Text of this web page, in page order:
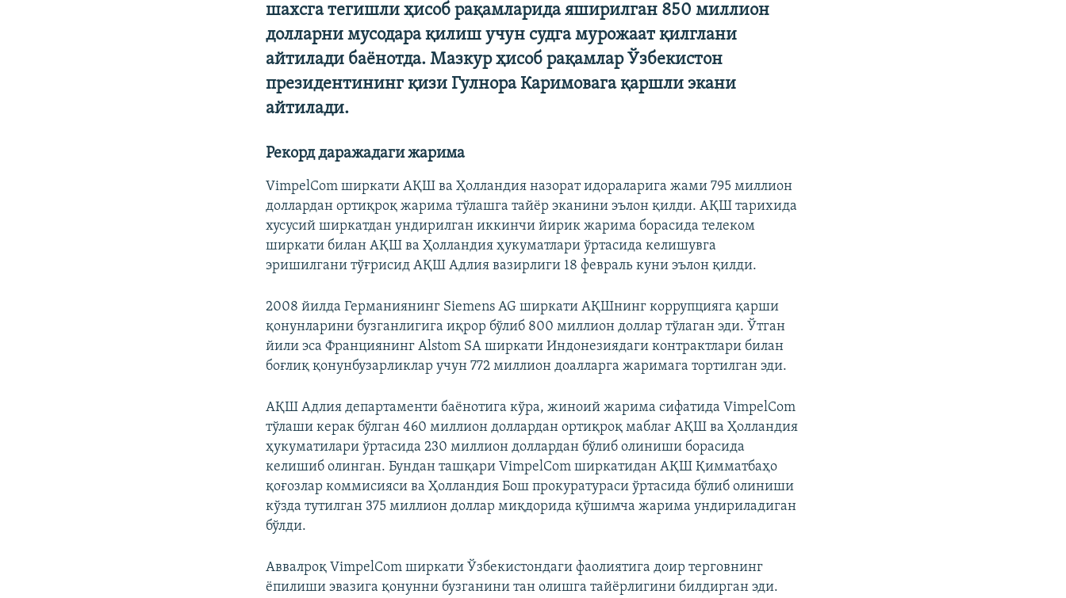
шахсга тегишли ҳисоб рақамларида яширилган 850 миллион
долларни мусодара қилиш учун судга мурожаат қилглани
айтилади баёнотда. Мазкур ҳисоб рақамлар Ўзбекистон
президентининг қизи Гулнора Каримовага қаршли экани
айтилади.​
Рекорд даражадаги жарима
VimpelCom ширкати АҚШ ва Ҳолландия назорат идораларига жами 795 миллион
доллардан ортиқроқ жарима тўлашга тайёр эканини эълон қилди. АҚШ тарихида
хусусий ширкатдан ундирилган иккинчи йирик жарима борасида телеком
ширкати билан АҚШ ва Ҳолландия ҳукуматлари ўртасида келишувга
эришилгани тўғрисид АҚШ Адлия вазирлиги 18 февраль куни эълон қилди.
2008 йилда Германиянинг Siemens AG ширкати АҚШнинг коррупцияга қарши
қонунларини бузганлигига иқрор бўлиб 800 миллион доллар тўлаган эди. Ўтган
йили эса Франциянинг Alstom SA ширкати Индонезиядаги контрактлари билан
боғлиқ қонунбузарликлар учун 772 миллион доалларга жаримага тортилган эди.
АҚШ Адлия департаменти баёнотига кўра, жиноий жарима сифатида VimpelCom
тўлаши керак бўлган 460 миллион доллардан ортиқроқ маблағ АҚШ ва Ҳолландия
ҳукуматилари ўртасида 230 миллион доллардан бўлиб олиниши борасида
келишиб олинган. Бундан ташқари VimpelCom ширкатидан АҚШ Қимматбаҳо
қоғозлар коммисияси ва Ҳолландия Бош прокуратураси ўртасида бўлиб олиниши
кўзда тутилган 375 миллион доллар миқдорида қўшимча жарима ундириладиган
бўлди.
Аввалроқ VimpelCom ширкати Ўзбекистондаги фаолиятига доир терговнинг
ёпилиши эвазига қонунни бузганини тан олишга тайёрлигини билдирган эди.